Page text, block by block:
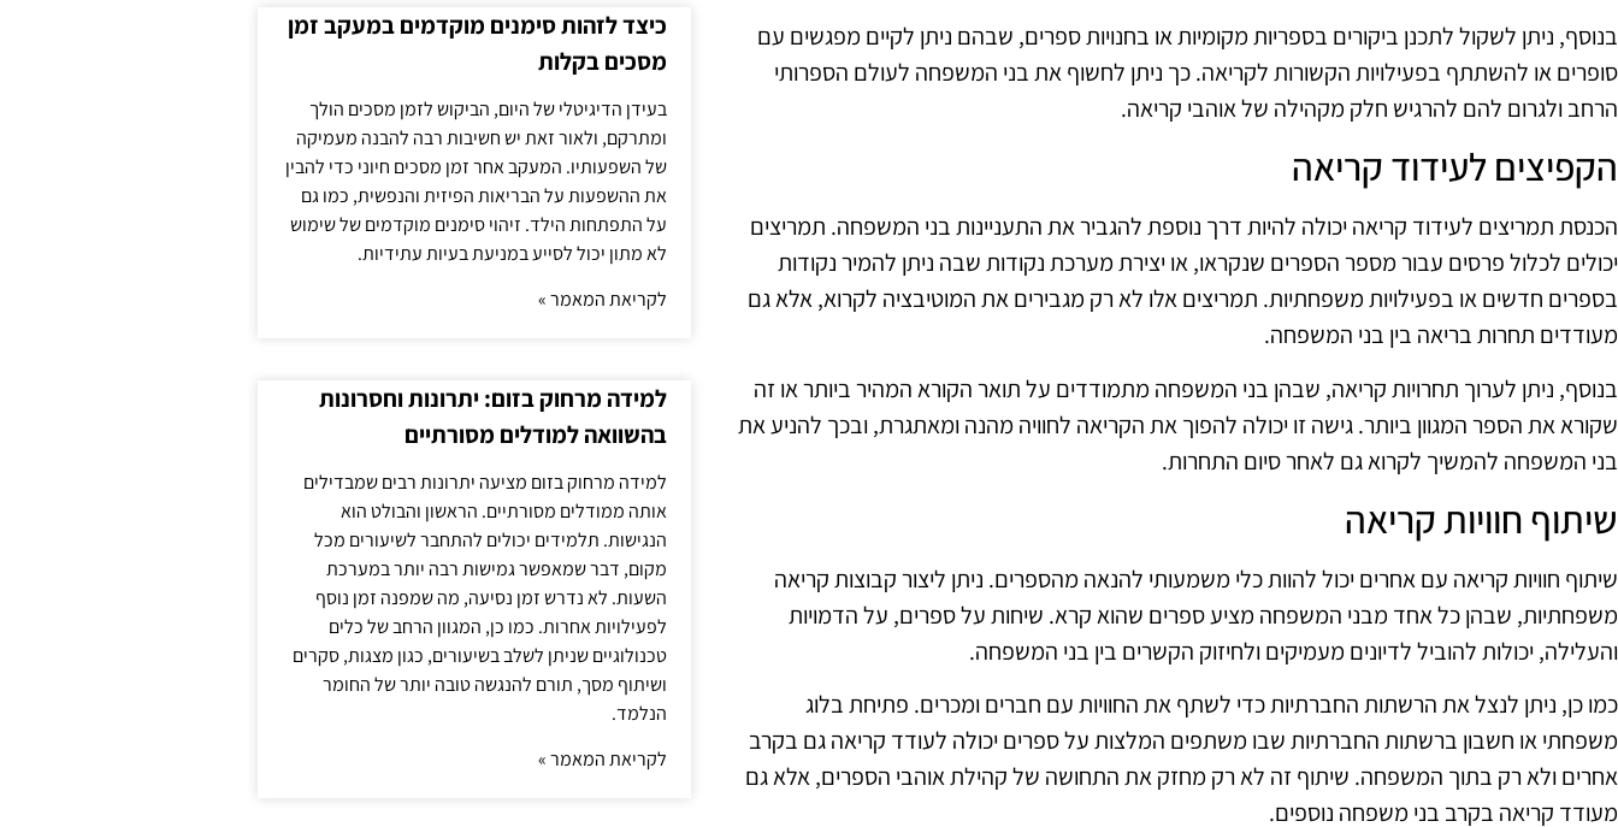
בנוסף, ניתן לשקול לתכנן ביקורים בספריות מקומיות או בחנויות ספרים, שבהם ניתן לקיים מפגשים עם
סופרים או להשתתף בפעילויות הקשורות לקריאה. כך ניתן לחשוף את בני המשפחה לעולם הספרותי
הרחב ולגרום להם להרגיש חלק מקהילה של אוהבי קריאה.
הקפיצים לעידוד קריאה
הכנסת תמריצים לעידוד קריאה יכולה להיות דרך נוספת להגביר את התעניינות בני המשפחה. תמריצים
יכולים לכלול פרסים עבור מספר הספרים שנקראו, או יצירת מערכת נקודות שבה ניתן להמיר נקודות
בספרים חדשים או בפעילויות משפחתיות. תמריצים אלו לא רק מגבירים את המוטיבציה לקרוא, אלא גם
מעודדים תחרות בריאה בין בני המשפחה.
בנוסף, ניתן לערוך תחרויות קריאה, שבהן בני המשפחה מתמודדים על תואר הקורא המהיר ביותר או זה
שקורא את הספר המגוון ביותר. גישה זו יכולה להפוך את הקריאה לחוויה מהנה ומאתגרת, ובכך להניע את
בני המשפחה להמשיך לקרוא גם לאחר סיום התחרות.
שיתוף חוויות קריאה
שיתוף חוויות קריאה עם אחרים יכול להוות כלי משמעותי להנאה מהספרים. ניתן ליצור קבוצות קריאה
משפחתיות, שבהן כל אחד מבני המשפחה מציע ספרים שהוא קרא. שיחות על ספרים, על הדמויות
והעלילה, יכולות להוביל לדיונים מעמיקים ולחיזוק הקשרים בין בני המשפחה.
כמו כן, ניתן לנצל את הרשתות החברתיות כדי לשתף את החוויות עם חברים ומכרים. פתיחת בלוג
משפחתי או חשבון ברשתות החברתיות שבו משתפים המלצות על ספרים יכולה לעודד קריאה גם בקרב
אחרים ולא רק בתוך המשפחה. שיתוף זה לא רק מחזק את התחושה של קהילת אוהבי הספרים, אלא גם
מעודד קריאה בקרב בני משפחה נוספים.
כיצד לזהות סימנים מוקדמים במעקב זמן
מסכים בקלות
בעידן הדיגיטלי של היום, הביקוש לזמן מסכים הולך
ומתרקם, ולאור זאת יש חשיבות רבה להבנה מעמיקה
של השפעותיו. המעקב אחר זמן מסכים חיוני כדי להבין
את ההשפעות על הבריאות הפיזית והנפשית, כמו גם
על התפתחות הילד. זיהוי סימנים מוקדמים של שימוש
לא מתון יכול לסייע במניעת בעיות עתידיות.
לקריאת המאמר »
למידה מרחוק בזום: יתרונות וחסרונות
בהשוואה למודלים מסורתיים
למידה מרחוק בזום מציעה יתרונות רבים שמבדילים
אותה ממודלים מסורתיים. הראשון והבולט הוא
הנגישות. תלמידים יכולים להתחבר לשיעורים מכל
מקום, דבר שמאפשר גמישות רבה יותר במערכת
השעות. לא נדרש זמן נסיעה, מה שמפנה זמן נוסף
לפעילויות אחרות. כמו כן, המגוון הרחב של כלים
טכנולוגיים שניתן לשלב בשיעורים, כגון מצגות, סקרים
ושיתוף מסך, תורם להנגשה טובה יותר של החומר
הנלמד.
לקריאת המאמר »